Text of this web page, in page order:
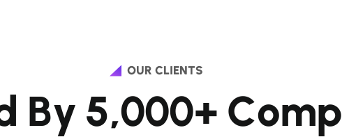
OUR CLIENTS
By 5,000+ Comp